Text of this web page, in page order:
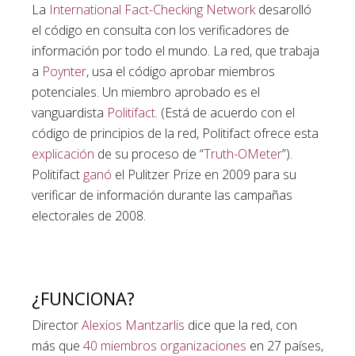
La International Fact-Checking Networkdesarolló
el código en consulta con los verificadores de
información por todo el mundo. La red, que trabaja
a Poynter, usa el código aprobar miembros
potenciales. Un miembro aprobado es el
vanguardista Politifact. (Está de acuerdo con el
código de principios de la red, Politifact ofrece esta
explicación de su proceso de “Truth-OMeter”).
Politifact ganó el Pulitzer Prize en 2009 para su
verificar de información durante las campañas
electorales de 2008.
¿FUNCIONA?
DirectorAlexios Mantzarlis dice que la red, con
más que 40 miembros organizaciones en 27 países,